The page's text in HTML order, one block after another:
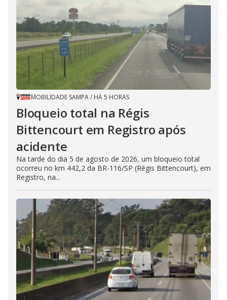
MOBILIDADE SAMPA/ HÁ 5 HORAS
Bloqueio total na Régis
Bittencourt em Registro após
acidente
Na tarde do dia 5 de agosto de 2026, um bloqueio total
ocorreu no km 442,2 da BR-116/SP (Régis Bittencourt), em
Registro, na...